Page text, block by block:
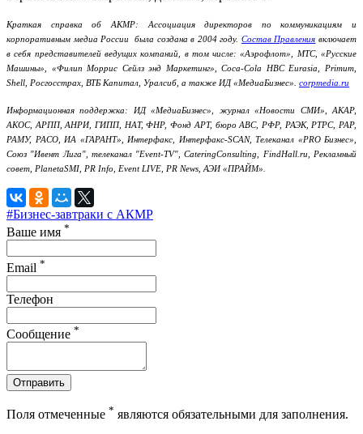
Краткая справка об АКМР: Ассоциация директоров по коммуникациям и
корпоративным медиа России была создана в 2004 году. Состав Правления включает
в себя представителей ведущих компаний, в том числе: «Аэрофлот», МТС, «Русские
Машины», «Филип Моррис Сейлз энд Маркетинг», Coca-Cola HBC Eurasia, Primum,
Shell, Росгосстрах, ВТБ Капитал, Уралсиб, а также ИД «МедиаБизнес». corpmedia.ru
Информационная поддержка: ИД «МедиаБизнес», журнал «Новости СМИ», АКАР,
АКОС, АРПП, АНРИ, ГИПП, НАТ, ФНР, Фонд АРТ, бюро АВС, РФР, РАЭК, РТРС, РАР,
РАМУ, РАСО, ИА «ГАРАНТ», Интерфакс, Интерфакс-SCAN, Телеканал «PRO Бизнес»,
Союз "Ивент Лига", телеканал "Event-TV", CateringConsulting, FindHall.ru, Рекламный
совет, PlanetaSMI, PR Info, Event LIVE, PR News, АЭИ «ПРАЙМ».
#Бизнес-завтраки с АКМР
Ваше имя *
Email *
Телефон
Сообщение *
Отправить
Поля отмеченные * являются обязательными для заполнения.